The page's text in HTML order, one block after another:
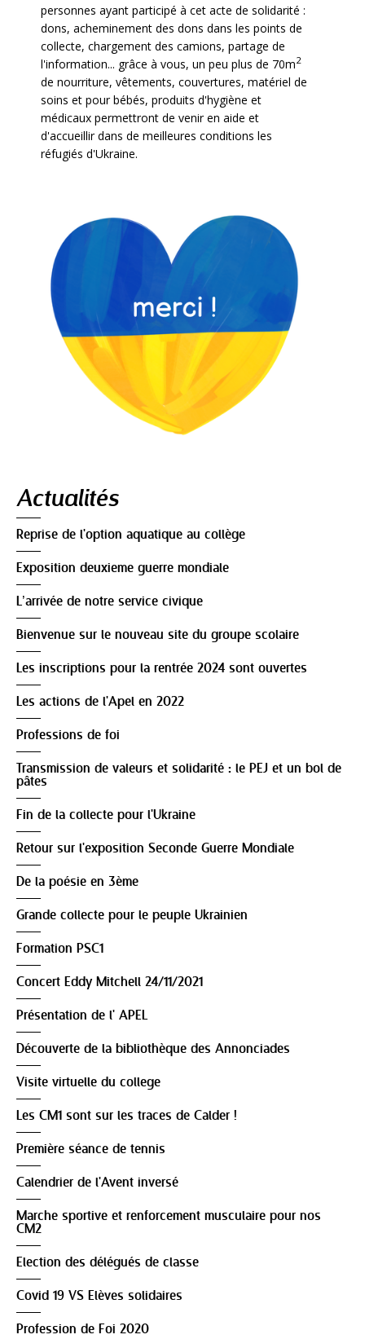
personnes ayant participé à cet acte de solidarité :
dons, acheminement des dons dans les points de
collecte, chargement des camions, partage de
l'information... grâce à vous, un peu plus de 70m2
de nourriture, vêtements, couvertures, matériel de
soins et pour bébés, produits d'hygiène et
médicaux permettront de venir en aide et
d'accueillir dans de meilleures conditions les
réfugiés d'Ukraine.
Actualités
Reprise de l'option aquatique au collège
Exposition deuxieme guerre mondiale
L’arrivée de notre service civique
Bienvenue sur le nouveau site du groupe scolaire
Les inscriptions pour la rentrée 2024 sont ouvertes
Les actions de l'Apel en 2022
Professions de foi
Transmission de valeurs et solidarité : le PEJ et un bol de
pâtes
Fin de la collecte pour l'Ukraine
Retour sur l'exposition Seconde Guerre Mondiale
De la poésie en 3ème
Grande collecte pour le peuple Ukrainien
Formation PSC1
Concert Eddy Mitchell 24/11/2021
Présentation de l' APEL
Découverte de la bibliothèque des Annonciades
Visite virtuelle du college
Les CM1 sont sur les traces de Calder !
Première séance de tennis
Calendrier de l'Avent inversé
Marche sportive et renforcement musculaire pour nos
CM2
Election des délégués de classe
Covid 19 VS Elèves solidaires
Profession de Foi 2020